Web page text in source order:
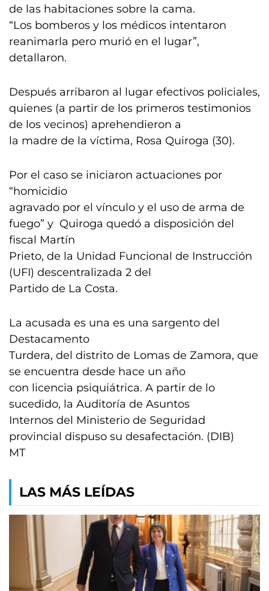
de las habitaciones sobre la cama.
“Los bomberos y los médicos intentaron
reanimarla pero murió en el lugar”,
detallaron.
Después arribaron al lugar efectivos policiales,
quienes (a partir de los primeros testimonios
de los vecinos) aprehendieron a
la madre de la víctima, Rosa Quiroga (30).
Por el caso se iniciaron actuaciones por
“homicidio
agravado por el vínculo y el uso de arma de
fuego” y Quiroga quedó a disposición del
fiscal Martín
Prieto, de la Unidad Funcional de Instrucción
(UFI) descentralizada 2 del
Partido de La Costa.
La acusada es una es una sargento del
Destacamento
Turdera, del distrito de Lomas de Zamora, que
se encuentra desde hace un año
con licencia psiquiátrica. A partir de lo
sucedido, la Auditoría de Asuntos
Internos del Ministerio de Seguridad
provincial dispuso su desafectación. (DIB)
MT
LAS MÁS LEÍDAS